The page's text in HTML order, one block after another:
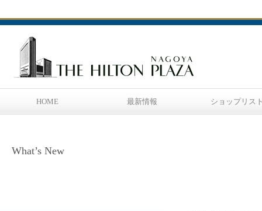
HOME 最新情報 ショップリス
What’s New